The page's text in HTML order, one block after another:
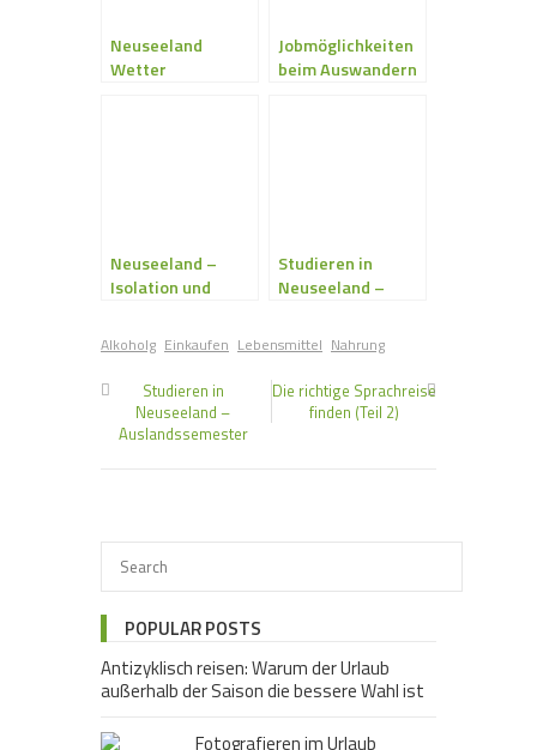
Neuseeland
Wetter
Jobmöglichkeiten
beim Auswandern
Neuseeland –
Isolation und
Studieren in
Neuseeland –
Alkoholg Einkaufen Lebensmittel Nahrung
Studieren in
Neuseeland –
Auslandssemester
Die richtige Sprachreise
finden (Teil 2)
POPULAR POSTS
Antizyklisch reisen: Warum der Urlaub
außerhalb der Saison die bessere Wahl ist
Fotografieren im Urlaub